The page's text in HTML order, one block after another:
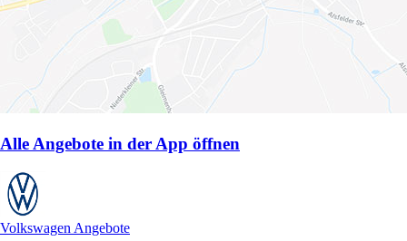
Alle Angebote in der App öffnen
Volkswagen Angebote